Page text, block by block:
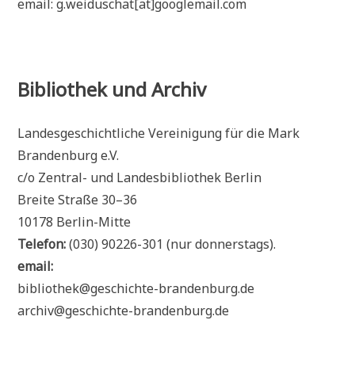
email: g.weiduschat[at]googlemail.com
Bibliothek und Archiv
Landesgeschichtliche Vereinigung für die Mark
Brandenburg e.V.
c/o Zentral- und Landesbibliothek Berlin
Breite Straße 30–36
10178 Berlin-Mitte
Telefon:(030) 90226-301 (nur donnerstags).
email:
bibliothek@geschichte-brandenburg.de
archiv@geschichte-brandenburg.de